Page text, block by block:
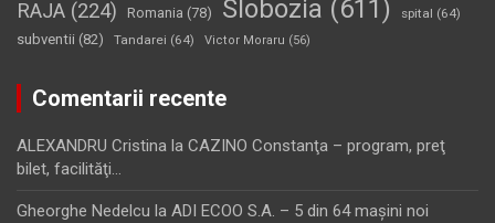
RAJA (224) Romania (78) Slobozia (611) spital (64)
subventii (82) Tandarei (64) Victor Moraru (56)
Comentarii recente
ALEXANDRU Cristina la CAZINO Constanţa – program, preţ
bilet, facilităţi…
Gheorghe Nedelcu la ADI ECOO S.A. – 5 din 64 maşini noi